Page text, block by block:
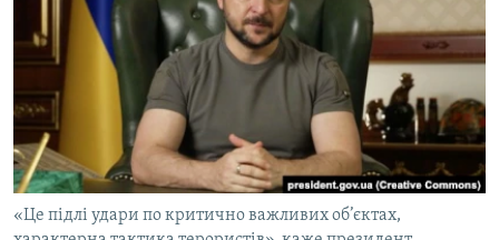
ФОТО
СПЕЦПРОЄКТИ
ПОДКАСТИ
КРИМ РЕАЛІЇ
РУС
«Це підлі удари по критично важливих об’єктах,